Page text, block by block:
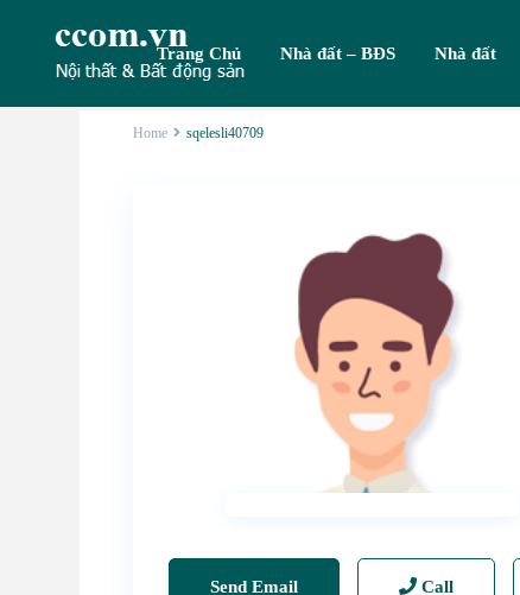
Trang Chủ Nhà đất – BĐS Nhà đất
Home sqelesli40709
Send Email Call